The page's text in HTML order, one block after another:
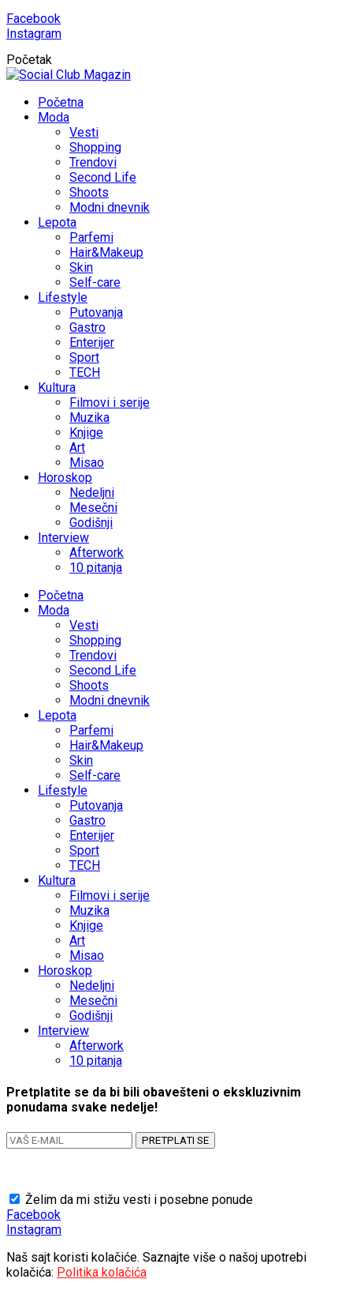
Facebook
Instagram
Početak
Početna
Moda
Vesti
Shopping
Trendovi
Second Life
Shoots
Modni dnevnik
Lepota
Parfemi
Hair&Makeup
Skin
Self-care
Lifestyle
Putovanja
Gastro
Enterijer
Sport
TECH
Kultura
Filmovi i serije
Muzika
Knjige
Art
Misao
Horoskop
Nedeljni
Mesečni
Godišnji
Interview
Afterwork
10 pitanja
Početna
Moda
Vesti
Shopping
Trendovi
Second Life
Shoots
Modni dnevnik
Lepota
Parfemi
Hair&Makeup
Skin
Self-care
Lifestyle
Putovanja
Gastro
Enterijer
Sport
TECH
Kultura
Filmovi i serije
Muzika
Knjige
Art
Misao
Horoskop
Nedeljni
Mesečni
Godišnji
Interview
Afterwork
10 pitanja
Pretplatite se da bi bili obavešteni o ekskluzivnim
ponudama svake nedelje!
PRETPLATI SE
Želim da mi stižu vesti i posebne ponude
Facebook
Instagram
Naš sajt koristi kolačiće. Saznajte više o našoj upotrebi
kolačića: Politika kolačića